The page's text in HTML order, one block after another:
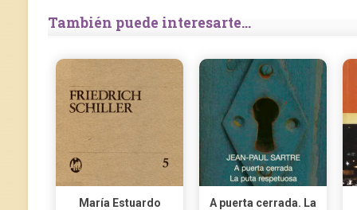
También puede interesarte...
María Estuardo
A puerta cerrada. La